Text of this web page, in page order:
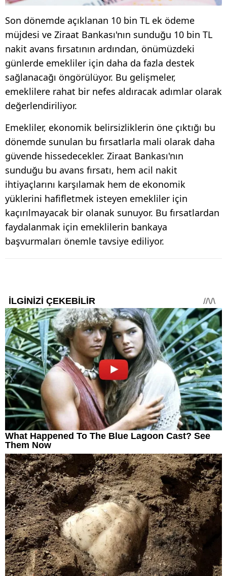
Son dönemde açıklanan 10 bin TL ek ödeme
müjdesi ve Ziraat Bankası'nın sunduğu 10 bin TL
nakit avans fırsatının ardından, önümüzdeki
günlerde emekliler için daha da fazla destek
sağlanacağı öngörülüyor. Bu gelişmeler,
emeklilere rahat bir nefes aldıracak adımlar olarak
değerlendiriliyor.
Emekliler, ekonomik belirsizliklerin öne çıktığı bu
dönemde sunulan bu fırsatlarla mali olarak daha
güvende hissedecekler. Ziraat Bankası'nın
sunduğu bu avans fırsatı, hem acil nakit
ihtiyaçlarını karşılamak hem de ekonomik
yüklerini hafifletmek isteyen emekliler için
kaçırılmayacak bir olanak sunuyor. Bu fırsatlardan
faydalanmak için emeklilerin bankaya
başvurmaları önemle tavsiye ediliyor.